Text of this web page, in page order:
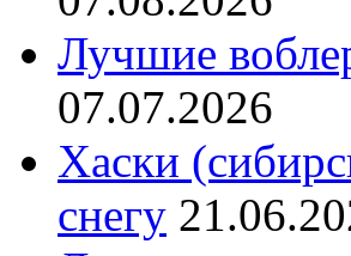
Лучшие
07.07.2026
Хаски
снегу